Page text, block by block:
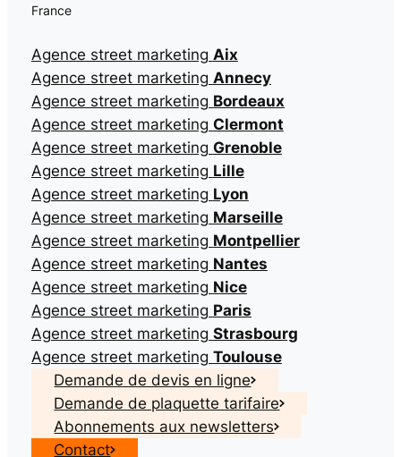
France
Agence street marketing Aix
Agence street marketing Annecy
Agence street marketing Bordeaux
Agence street marketing Clermont
Agence street marketing Grenoble
Agence street marketing Lille
Agence street marketing Lyon
Agence street marketing Marseille
Agence street marketing Montpellier
Agence street marketing Nantes
Agence street marketing Nice
Agence street marketing Paris
Agence street marketing Strasbourg
Agence street marketing Toulouse
Demande de devis en ligne
Demande de plaquette tarifaire
Abonnements aux newsletters
Contact